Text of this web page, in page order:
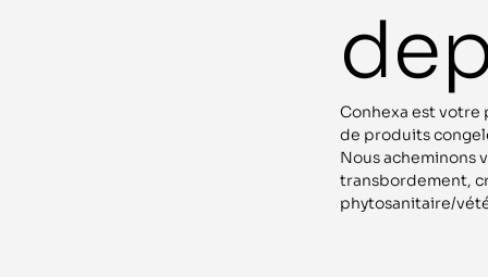
Conhexa est votre
de produits
Nous acheminons
transbordement,
phytosanitaire/